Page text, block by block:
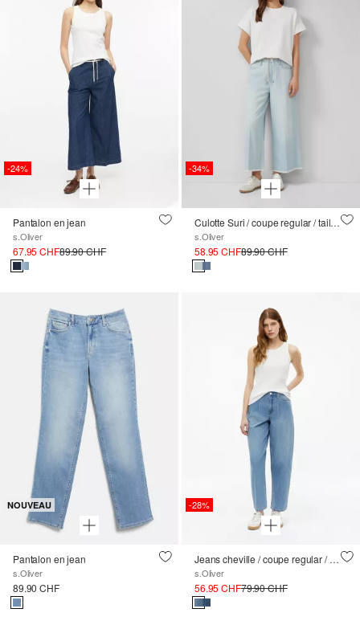
-24%
Pantalon en jean
s.Oliver
67.95 CHF89.90 CHF
-34%
Culotte Suri / coupe regular / taille haute / jambes larges
s.Oliver
58.95 CHF89.90 CHF
NOUVEAU
Pantalon en jean
s.Oliver
89.90 CHF
-28%
Jeans cheville / coupe regular / taille haute / jambe baril
s.Oliver
56.95 CHF79.90 CHF